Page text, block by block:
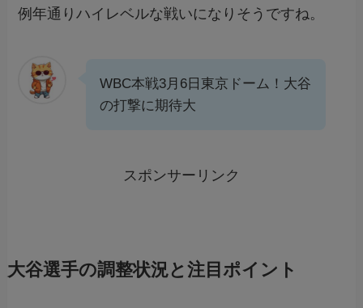
例年通りハイレベルな戦いになりそうですね。
WBC本戦3月6日東京ドーム！大谷
の打撃に期待大
スポンサーリンク
大谷選手の調整状況と注目ポイント